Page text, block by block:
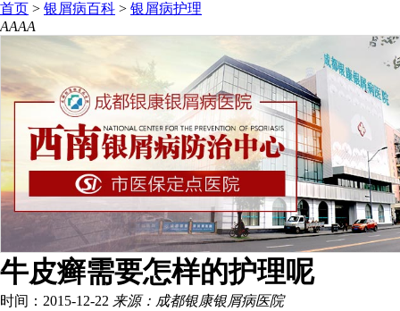
首页 > 银屑病百科 > 银屑病护理
AAAA
牛皮癣需要怎样的护理呢
时间：2015-12-22 来源：成都银康银屑病医院